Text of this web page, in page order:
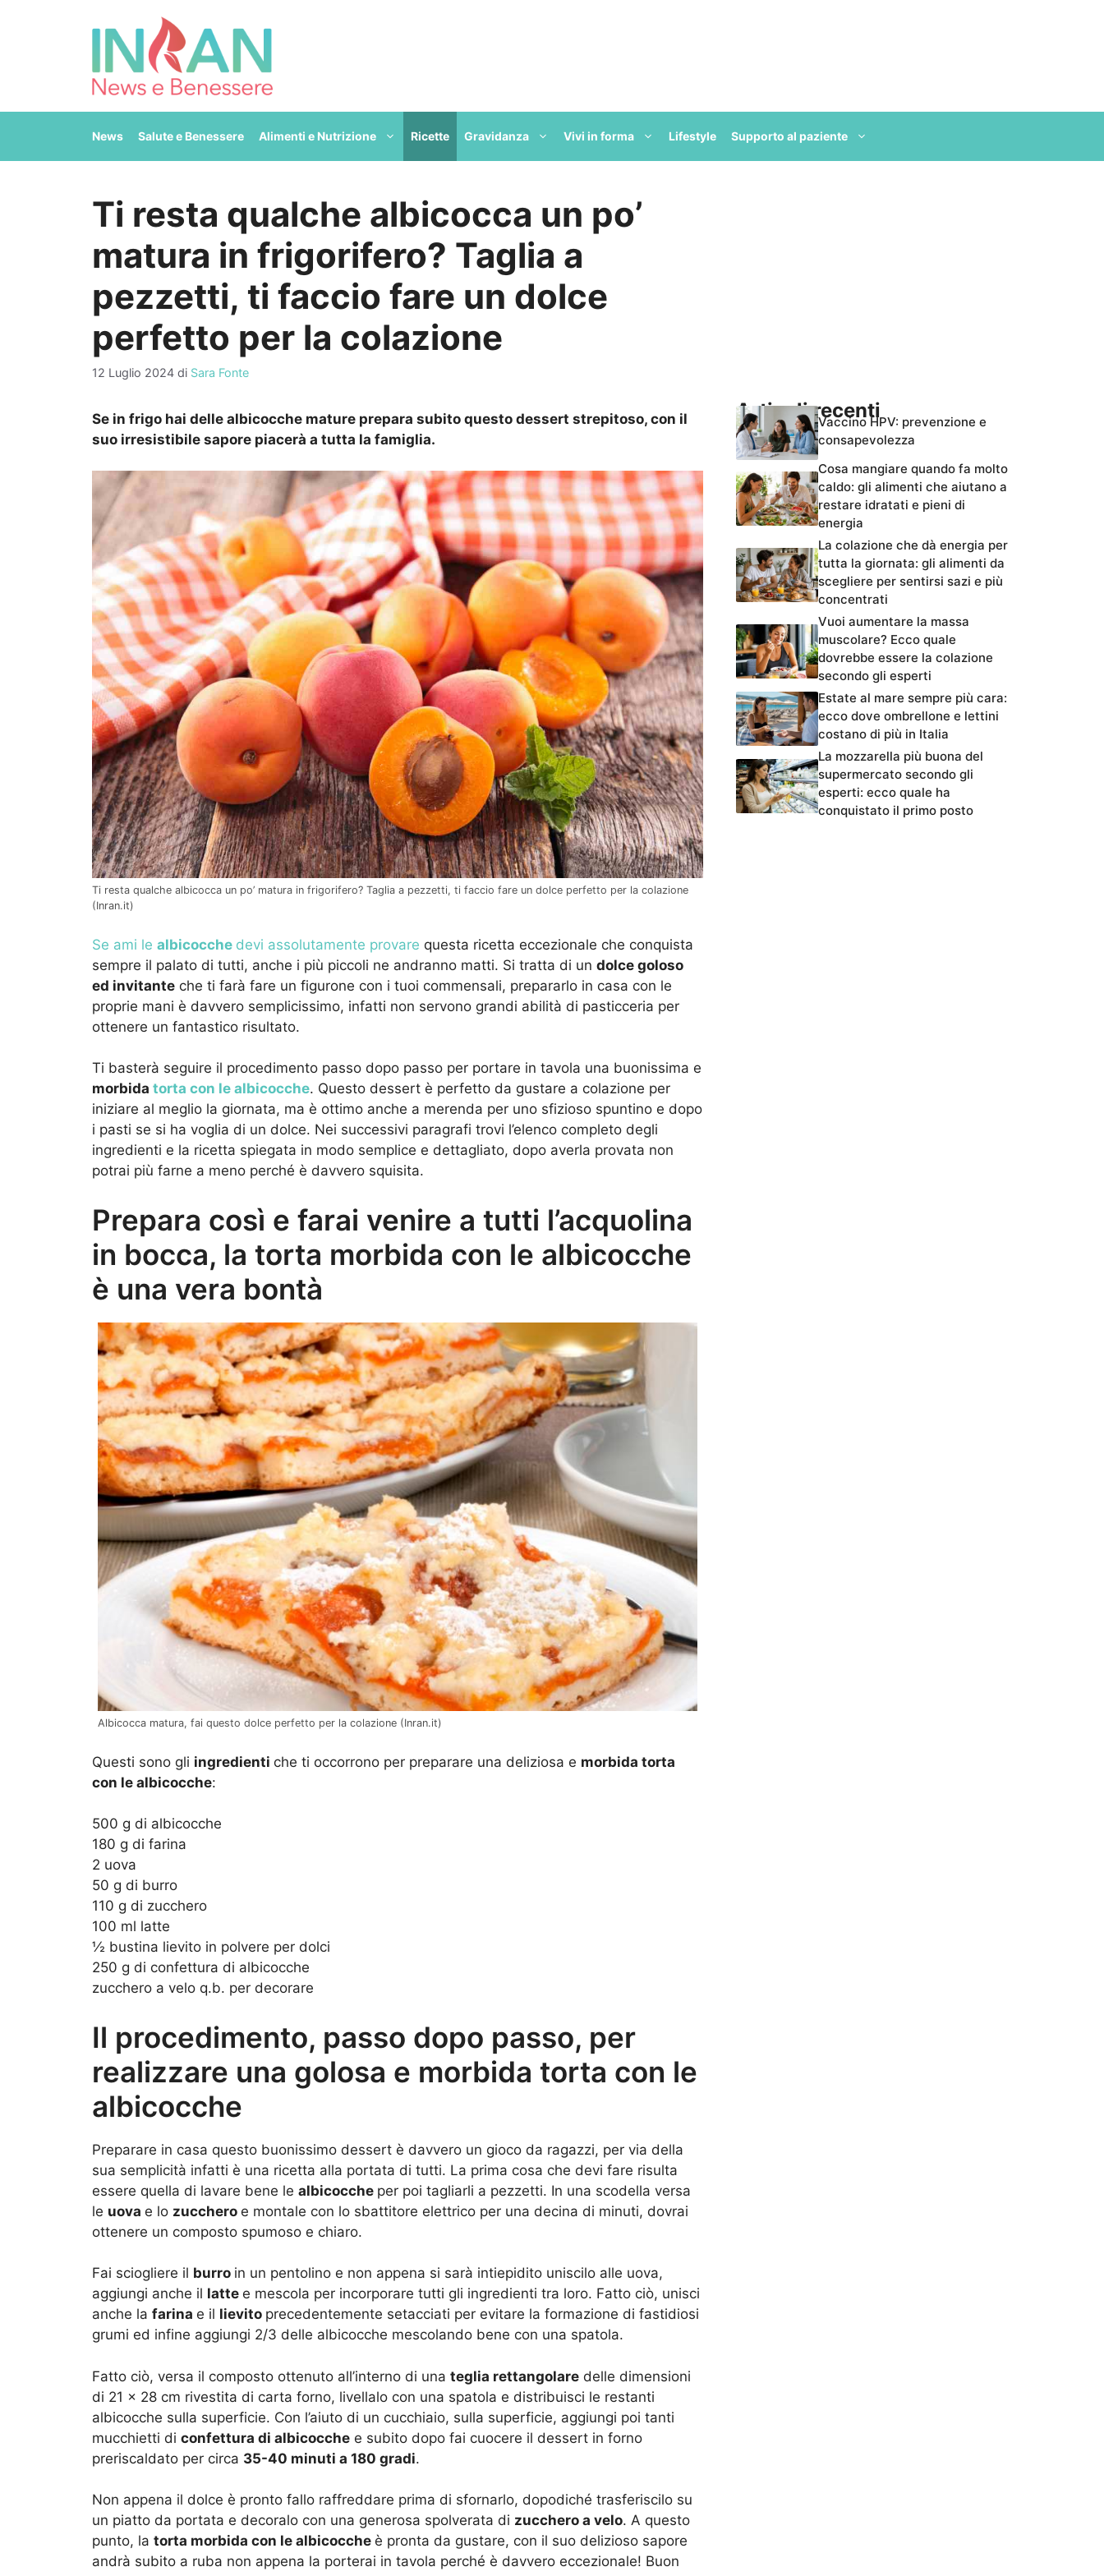
News Salute e Benessere Alimenti e Nutrizione Ricette Gravidanza Vivi in forma Lifestyle Supporto al paziente
Ti resta qualche albicocca un po’
matura in frigorifero? Taglia a
pezzetti, ti faccio fare un dolce
perfetto per la colazione
12 Luglio 2024 di Sara Fonte
Se in frigo hai delle albicocche mature prepara subito questo dessert strepitoso, con il
suo irresistibile sapore piacerà a tutta la famiglia.
Ti resta qualche albicocca un po’ matura in frigorifero? Taglia a pezzetti, ti faccio fare un dolce perfetto per la colazione
(Inran.it)
Se ami le albicocche devi assolutamente provare questa ricetta eccezionale che conquista
sempre il palato di tutti, anche i più piccoli ne andranno matti. Si tratta di un dolce goloso
ed invitante che ti farà fare un figurone con i tuoi commensali, prepararlo in casa con le
proprie mani è davvero semplicissimo, infatti non servono grandi abilità di pasticceria per
ottenere un fantastico risultato.
Ti basterà seguire il procedimento passo dopo passo per portare in tavola una buonissima e
morbida torta con le albicocche. Questo dessert è perfetto da gustare a colazione per
iniziare al meglio la giornata, ma è ottimo anche a merenda per uno sfizioso spuntino e dopo
i pasti se si ha voglia di un dolce. Nei successivi paragrafi trovi l’elenco completo degli
ingredienti e la ricetta spiegata in modo semplice e dettagliato, dopo averla provata non
potrai più farne a meno perché è davvero squisita.
Prepara così e farai venire a tutti l’acquolina
in bocca, la torta morbida con le albicocche
è una vera bontà
Albicocca matura, fai questo dolce perfetto per la colazione (Inran.it)
Questi sono gli ingredienti che ti occorrono per preparare una deliziosa e morbida torta
con le albicocche:
500 g di albicocche
180 g di farina
2 uova
50 g di burro
110 g di zucchero
100 ml latte
½ bustina lievito in polvere per dolci
250 g di confettura di albicocche
zucchero a velo q.b. per decorare
Il procedimento, passo dopo passo, per
realizzare una golosa e morbida torta con le
albicocche
Preparare in casa questo buonissimo dessert è davvero un gioco da ragazzi, per via della
sua semplicità infatti è una ricetta alla portata di tutti. La prima cosa che devi fare risulta
essere quella di lavare bene le albicocche per poi tagliarli a pezzetti. In una scodella versa
le uova e lo zucchero e montale con lo sbattitore elettrico per una decina di minuti, dovrai
ottenere un composto spumoso e chiaro.
Fai sciogliere il burro in un pentolino e non appena si sarà intiepidito uniscilo alle uova,
aggiungi anche il latte e mescola per incorporare tutti gli ingredienti tra loro. Fatto ciò, unisci
anche la farina e il lievito precedentemente setacciati per evitare la formazione di fastidiosi
grumi ed infine aggiungi 2/3 delle albicocche mescolando bene con una spatola.
Fatto ciò, versa il composto ottenuto all’interno di una teglia rettangolare delle dimensioni
di 21 x 28 cm rivestita di carta forno, livellalo con una spatola e distribuisci le restanti
albicocche sulla superficie. Con l’aiuto di un cucchiaio, sulla superficie, aggiungi poi tanti
mucchietti di confettura di albicocche e subito dopo fai cuocere il dessert in forno
preriscaldato per circa 35-40 minuti a 180 gradi.
Non appena il dolce è pronto fallo raffreddare prima di sfornarlo, dopodiché trasferiscilo su
un piatto da portata e decoralo con una generosa spolverata di zucchero a velo. A questo
punto, la torta morbida con le albicocche è pronta da gustare, con il suo delizioso sapore
andrà subito a ruba non appena la porterai in tavola perché è davvero eccezionale! Buon
Articoli recentiVaccino HPV: prevenzione e
consapevolezza
Cosa mangiare quando fa molto
caldo: gli alimenti che aiutano a
restare idratati e pieni di
energia
La colazione che dà energia per
tutta la giornata: gli alimenti da
scegliere per sentirsi sazi e più
concentrati
Vuoi aumentare la massa
muscolare? Ecco quale
dovrebbe essere la colazione
secondo gli esperti
Estate al mare sempre più cara:
ecco dove ombrellone e lettini
costano di più in Italia
La mozzarella più buona del
supermercato secondo gli
esperti: ecco quale ha
conquistato il primo posto